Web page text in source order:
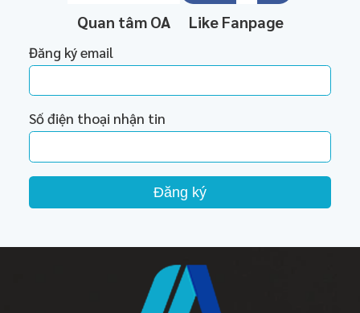
Quan tâm OA Like Fanpage
Đăng ký email
Số điện thoại nhận tin
Đăng ký